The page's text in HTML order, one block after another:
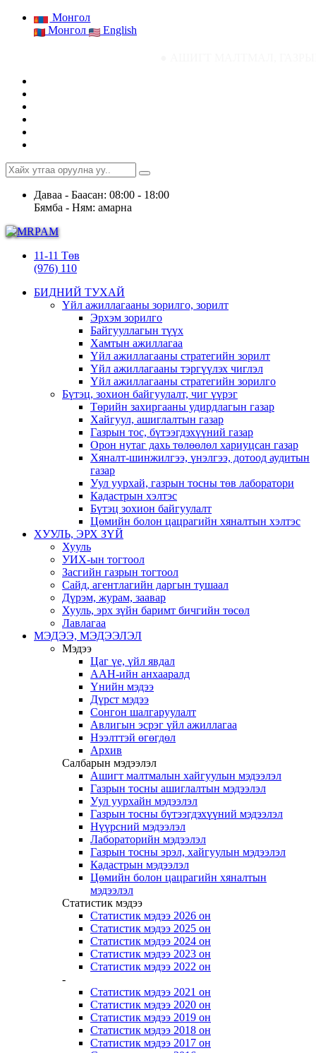
Монгол
Монгол
English
Даваа - Баасан: 08:00 - 18:00
Бямба - Ням: амарна
11-11 Төв
(976) 110
БИДНИЙ ТУХАЙ
Үйл ажиллагааны зорилго, зорилт
Эрхэм зорилго
Байгууллагын түүх
Хамтын ажиллагаа
Үйл ажиллагааны стратегийн зорилт
Үйл ажиллагааны тэргүүлэх чиглэл
Үйл ажиллагааны стратегийн зорилго
Бүтэц, зохион байгуулалт, чиг үүрэг
Төрийн захиргааны удирдлагын газар
Хайгуул, ашиглалтын газар
Газрын тос, бүтээгдэхүүний газар
Орон нутаг дахь төлөөлөл хариуцсан газар
Хяналт-шинжилгээ, үнэлгээ, дотоод аудитын
газар
Уул уурхай, газрын тосны төв лаборатори
Кадастрын хэлтэс
Бүтэц зохион байгуулалт
Цөмийн болон цацрагийн хяналтын хэлтэс
ХУУЛЬ, ЭРХ ЗҮЙ
Хууль
УИХ-ын тогтоол
Засгийн газрын тогтоол
Сайд, агентлагийн даргын тушаал
Дүрэм, журам, заавар
Хууль, эрх зүйн баримт бичгийн төсөл
Лавлагаа
МЭДЭЭ, МЭДЭЭЛЭЛ
Мэдээ
Цаг үе, үйл явдал
ААН-ийн анхааралд
Үнийн мэдээ
Дүрст мэдээ
Сонгон шалгаруулалт
Авлигын эсрэг үйл ажиллагаа
Нээлттэй өгөгдөл
Архив
Салбарын мэдээлэл
Ашигт малтмалын хайгуулын мэдээлэл
Газрын тосны ашиглалтын мэдээлэл
Уул уурхайн мэдээлэл
Газрын тосны бүтээгдэхүүний мэдээлэл
Нүүрсний мэдээлэл
Лабораторийн мэдээлэл
Газрын тосны эрэл, хайгуулын мэдээлэл
Кадастрын мэдээлэл
Цөмийн болон цацрагийн хяналтын
мэдээлэл
Статистик мэдээ
Статистик мэдээ 2026 он
Статистик мэдээ 2025 он
Статистик мэдээ 2024 он
Статистик мэдээ 2023 он
Статистик мэдээ 2022 он
-
Статистик мэдээ 2021 он
Статистик мэдээ 2020 он
Статистик мэдээ 2019 он
Статистик мэдээ 2018 он
Статистик мэдээ 2017 он